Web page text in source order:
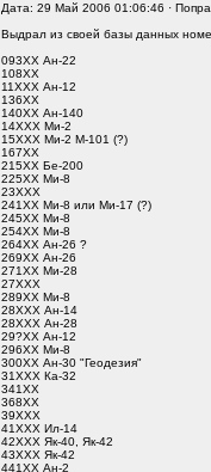
Дата: 29 Май 2006 01:06:46 ·
Выдрал из своей базы данных
093ХХ Ан-22
108ХХ
11ХХХ Ан-12
136XX
140XX Ан-140
14XXX Ми-2
15ХХХ Ми-2 М-101 (?)
167ХХ
215ХХ Бе-200
225ХХ Ми-8
23ХХХ
241ХХ Ми-8 или Ми-17 (?)
245ХХ Ми-8
254ХХ Ми-8
264ХХ Ан-26 ?
269ХХ Ан-26
271ХХ Ми-28
27ХХХ
289ХХ Ми-8
28ХХХ Ан-14
28ХХХ Ан-28
29?ХХ Ан-12
296ХХ Ми-8
300ХХ Ан-30 "Геодезия"
31ХХХ Ка-32
341ХХ
368ХХ
39ХХХ
41ХХХ Ил-14
42ХХХ Як-40, Як-42
43ХХХ Як-42
441ХХ Ан-2